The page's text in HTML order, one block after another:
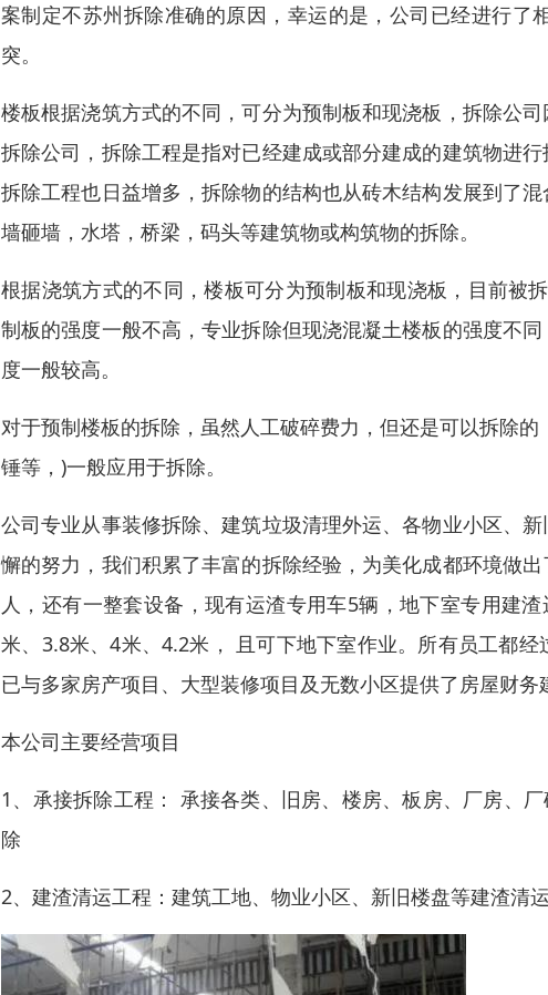
案制定不苏州拆除准确的原因，幸运的是，公司已经进行
突。
楼板根据浇筑方式的不同，可分为预制板和现浇板，拆除公
拆除公司，拆除工程是指对已经建成或部分建成的建筑物进
拆除工程也日益增多，拆除物的结构也从砖木结构发展到了
墙砸墙，水塔，桥梁，码头等建筑物或构筑物的拆除。
根据浇筑方式的不同，楼板可分为预制板和现浇板，目前被
制板的强度一般不高，专业拆除但现浇混凝土楼板的强度不
度一般较高。
对于预制楼板的拆除，虽然人工破碎费力，但还是可以拆除
锤等，)一般应用于拆除。
公司专业从事装修拆除、建筑垃圾清理外运、各物业小区、
懈的努力，我们积累了丰富的拆除经验，为美化成都环境做
人，还有一整套设备，现有运渣专用车5辆，地下室专用建
米、3.8米、4米、4.2米， 且可下地下室作业。所有员工都
已与多家房产项目、大型装修项目及无数小区提供了房屋财务
本公司主要经营项目
1、承接拆除工程： 承接各类、旧房、楼房、板房、厂房、
除
2、建渣清运工程：建筑工地、物业小区、新旧楼盘等建渣清